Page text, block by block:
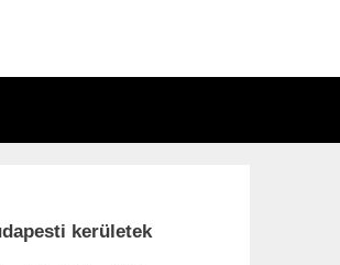
kerületek